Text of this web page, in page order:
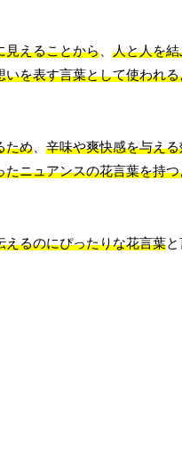
見えることから、 人と人を
を表す言葉として使われ
ため、 辛味や爽快感を与える
ニュアンスの花言葉を持
えるのにぴったりな花言葉